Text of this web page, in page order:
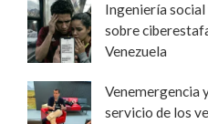
Ingeniería
sobre
Venezuela
Venemergencia
servicio de los